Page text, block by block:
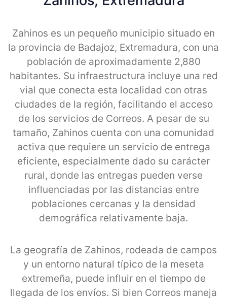
Zahinos es un pequeño municipio situado en
la provincia de Badajoz, Extremadura, con una
población de aproximadamente 2,880
habitantes. Su infraestructura incluye una red
vial que conecta esta localidad con otras
ciudades de la región, facilitando el acceso
de los servicios de Correos. A pesar de su
tamaño, Zahinos cuenta con una comunidad
activa que requiere un servicio de entrega
eficiente, especialmente dado su carácter
rural, donde las entregas pueden verse
influenciadas por las distancias entre
poblaciones cercanas y la densidad
demográfica relativamente baja.
La geografía de Zahinos, rodeada de campos
y un entorno natural típico de la meseta
extremeña, puede influir en el tiempo de
llegada de los envíos. Si bien Correos maneja